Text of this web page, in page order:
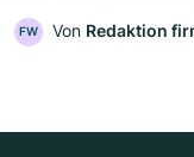
FW Von Redaktion